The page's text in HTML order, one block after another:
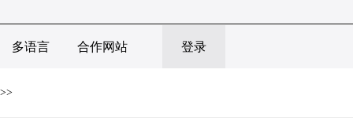
多语言 合作网站 登录
>>